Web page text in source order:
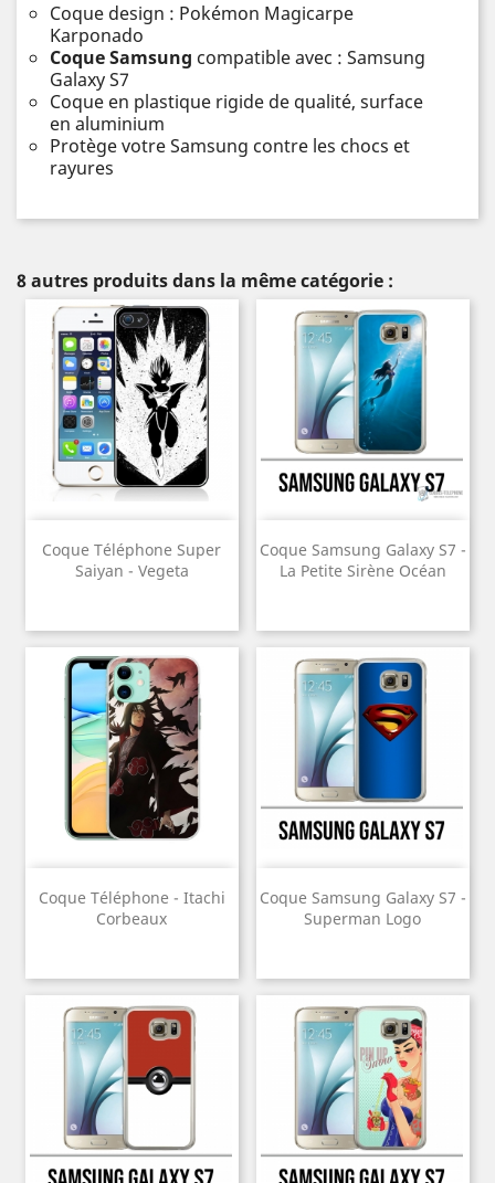
Coque design : Pokémon Magicarpe
Karponado
Coque Samsung compatible avec : Samsung
Galaxy S7
Coque en plastique rigide de qualité, surface
en aluminium
Protège votre Samsung contre les chocs et
rayures
8 autres produits dans la même catégorie :
Coque Téléphone Super
Saiyan - Vegeta
Coque Samsung Galaxy S7 -
La Petite Sirène Océan
Coque Téléphone - Itachi
Corbeaux
Coque Samsung Galaxy S7 -
Superman Logo